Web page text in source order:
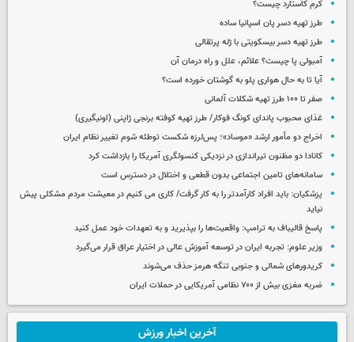
کرم کاستارد چیست؟
طرز تهیه دسر پان اسپانیا ساده
طرز تهیه دسر بیسکویتی با ژله پرتقالی
آمبولی پا چیست؟ علائم، علل و راه درمان آن
آیا تا به حال هواری پلو به گوشتان خورده است؟
صفر تا ۱۰۰ طرز تهیه شکلات آلمانی
غذای محبوب پاندای کونگ فوکار/ طرز تهیه کوفته برنجی ژاپنی (اونیگیری)
اخراج دو مأمور ارشد «موساد»؛ پس‌لرزه شکست توطئه شوم تغییر نظام ایران
کانادا دو مظنون تیراندازی در نزدیکی کنسولگری آمریکا را بازداشت کرد
سامانه‌های تامین اجتماعی بدون قطعی و اختلال در دسترس است
پزشکیان: باید افراد کارآمدتر را به کار گرفت/ کاری می کنیم در معیشت مردم مشکلی پیش
نیاید
پاسخ قالیباف به ترامپ: واقعیت‌ها را بپذیرید و به تعهدات خود عمل کنید
وزیر علوم: تجربه ایران در توسعه آموزش عالی در اختیار عراق قرار می‌گیرد
کریدورهای شمالی و جنوبی تنگه هرمز حذف می‌شوند
ضربه مغزی بیش از ۷۰۰ نظامی آمریکایی در حملات ایران
آخرین اخبار ورزش